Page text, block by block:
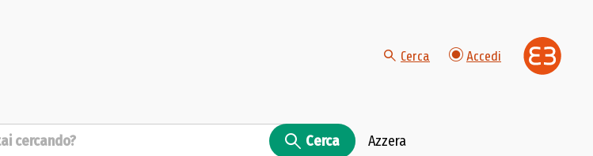
Cerca Accedi
Cerca Azzera